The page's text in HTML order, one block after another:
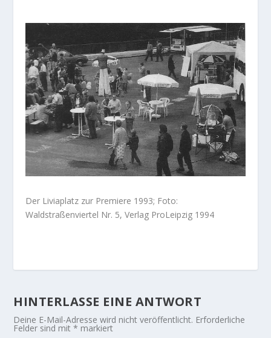
Der Liviaplatz zur Premiere 1993; Foto:
Waldstraßenviertel Nr. 5, Verlag ProLeipzig 1994
HINTERLASSE EINE ANTWORT
Deine E-Mail-Adresse wird nicht veröffentlicht. Erforderliche
Felder sind mit* markiert